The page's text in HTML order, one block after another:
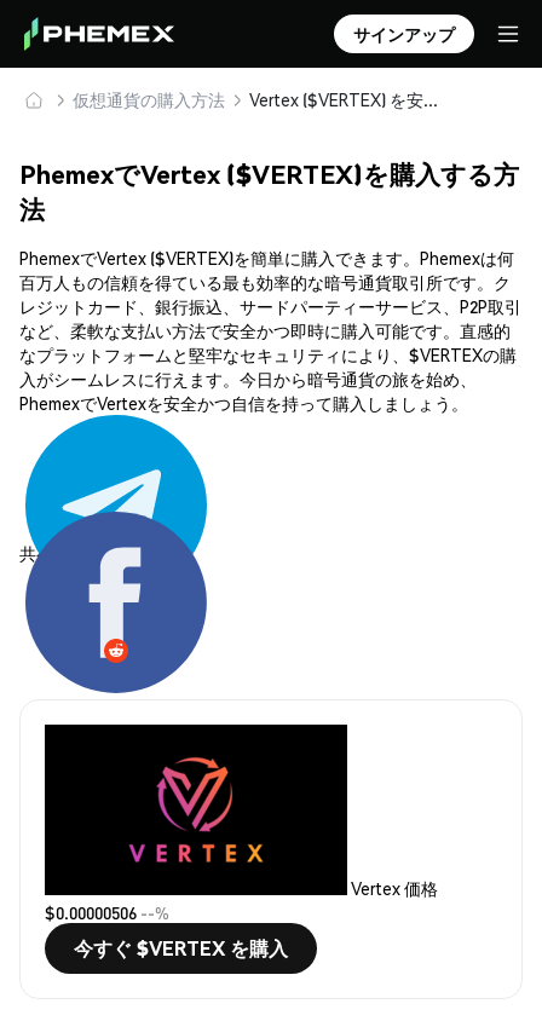
サインアップ
仮想通貨の購入方法 Vertex ($VERTEX) を安全に購入・保管
PhemexでVertex ($VERTEX)を購入する方
法
PhemexでVertex ($VERTEX)を簡単に購入できます。Phemexは何
百万人もの信頼を得ている最も効率的な暗号通貨取引所です。ク
レジットカード、銀行振込、サードパーティーサービス、P2P取引
など、柔軟な支払い方法で安全かつ即時に購入可能です。直感的
なプラットフォームと堅牢なセキュリティにより、$VERTEXの購
入がシームレスに行えます。今日から暗号通貨の旅を始め、
PhemexでVertexを安全かつ自信を持って購入しましょう。
共有する:
Vertex 価格
$0.00000506 --%
今すぐ $VERTEX を購入